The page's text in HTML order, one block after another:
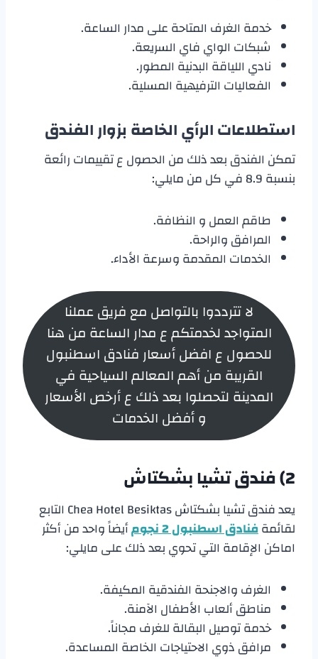
خدمة الغرف المتاحة على مدار الساعة.
شبكات الواي فاي السريعة.
نادي اللياقة البدنية المطور.
الفعاليات الترفيهية المسلية.
استطلاعات الرأي الخاصة بزوار الفندق
تمكن الفندق بعد ذلك من الحصول ع تقييمات رائعة
بنسبة 8.9 في كل من مايلي:
طاقم العمل و النظافة.
المرافق والراحة.
الخدمات المقدمة وسرعة الأداء.
لا تترددوا بالتواصل مع فريق عملنا
المتواجد لخدمتكم ع مدار الساعة من هنا
للحصول ع افضل أسعار فنادق اسطنبول
القريبة من أهم المعالم السياحية في
المدينة لتحصلوا بعد ذلك ع أرخص الأسعار
و أفضل الخدمات
2) فندق تشيا بشكتاش
يعد فندق تشيا بشكتاش Chea Hotel Besiktas التابع
لقائمةفنادق اسطنبول 2 نجوم
أيضاً واحد من أكثر
اماكن الإقامة التي تحوي بعد ذلك على مايلي:
الغرف والاجنحة الفندقية المكيفة.
مناطق ألعاب الأطفال الآمنة.
خدمة توصيل البقالة للغرف مجاناً.
مرافق ذوي الاحتياجات الخاصة المساعدة.